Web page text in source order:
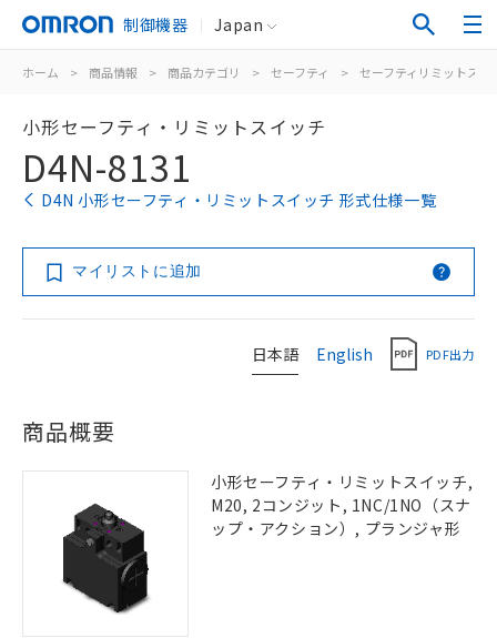
制御機器 Japan
ホーム > 商品情報 > 商品カテゴリ > セーフティ > セーフティリミットスイ
小形セーフティ・リミットスイッチ
D4N-8131
D4N 小形セーフティ・リミットスイッチ 形式仕様一覧
マイリストに追加
日本語 English PDF出力
商品概要
小形セーフティ・リミットスイッチ,
M20, 2コンジット, 1NC/1NO（スナ
ップ・アクション）, プランジャ形